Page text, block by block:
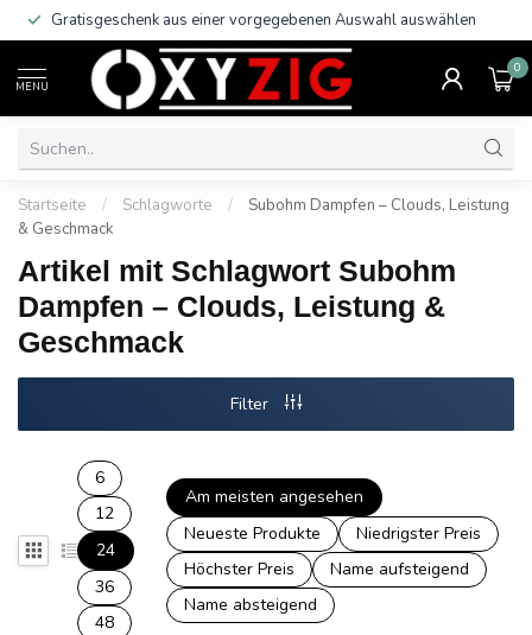
Gratisgeschenk aus einer vorgegebenen Auswahl auswählen
MENU
0
Startseite / Schlagworte /
Subohm Dampfen – Clouds, Leistung
& Geschmack
Artikel mit Schlagwort Subohm
Dampfen – Clouds, Leistung &
Geschmack
Filter
6
12
24
36
48
Am meisten angesehen
Neueste Produkte
Niedrigster Preis
Höchster Preis
Name aufsteigend
Name absteigend